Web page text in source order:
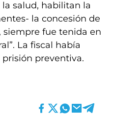
salud, habilitan la
la concesión de
siempre fue tenida en
La fiscal había
preventiva.